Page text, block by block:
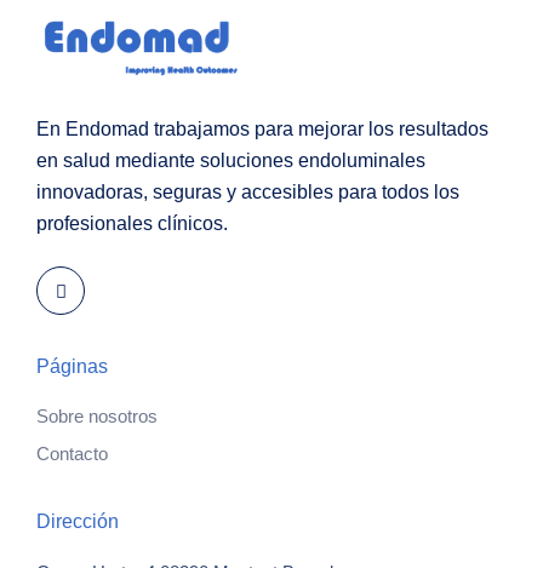
En Endomad trabajamos para mejorar los resultados
en salud mediante soluciones endoluminales
innovadoras, seguras y accesibles para todos los
profesionales clínicos.
Páginas
Sobre nosotros
Contacto
Dirección